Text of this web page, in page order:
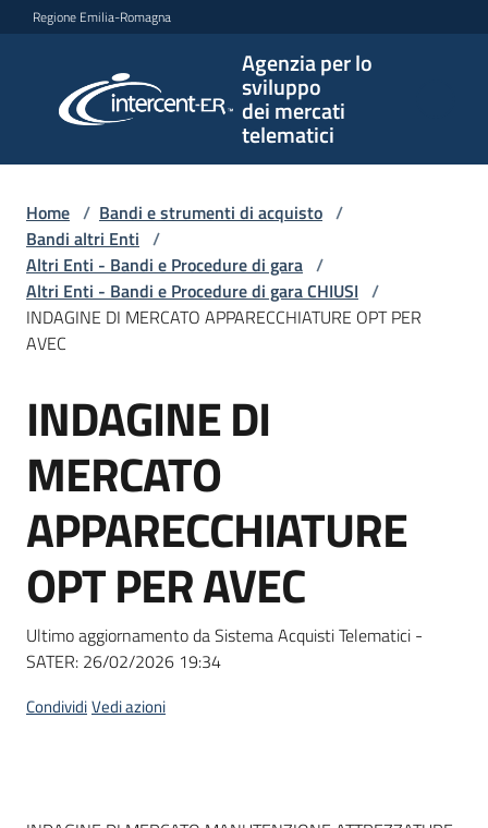
Vai al contenuto
Vai alla navigazione
Vai al footer
Regione Emilia-Romagna
Agenzia per lo
sviluppo
dei mercati
telematici
per lo
sviluppo
telematici
L'Agenzia
Bandi
di
Supporto
Piattaforme
telematiche
Home / Bandi e strumenti di acquisto /
Bandi altri Enti /
Altri Enti - Bandi e Procedure di gara /
Altri Enti - Bandi e Procedure di gara CHIUSI /
INDAGINE DI MERCATO APPARECCHIATURE OPT PER
AVEC
Salta al contenuto
INDAGINE DI
MERCATO
APPARECCHIATURE
OPT PER AVEC
Ultimo aggiornamento da Sistema Acquisti Telematici -
SATER: 26/02/2026 19:34
CondividiVedi azioni